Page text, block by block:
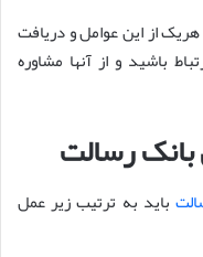
از این عوامل و دریافت
باشید و از آنها مشاوره
بانک رسالت
باید به ‌ترتیب زیر عمل